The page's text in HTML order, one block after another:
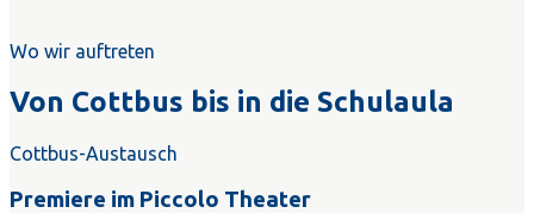
Wo wir auftreten
Von Cottbus bis in die Schulaula
Cottbus-Austausch
Premiere im Piccolo Theater